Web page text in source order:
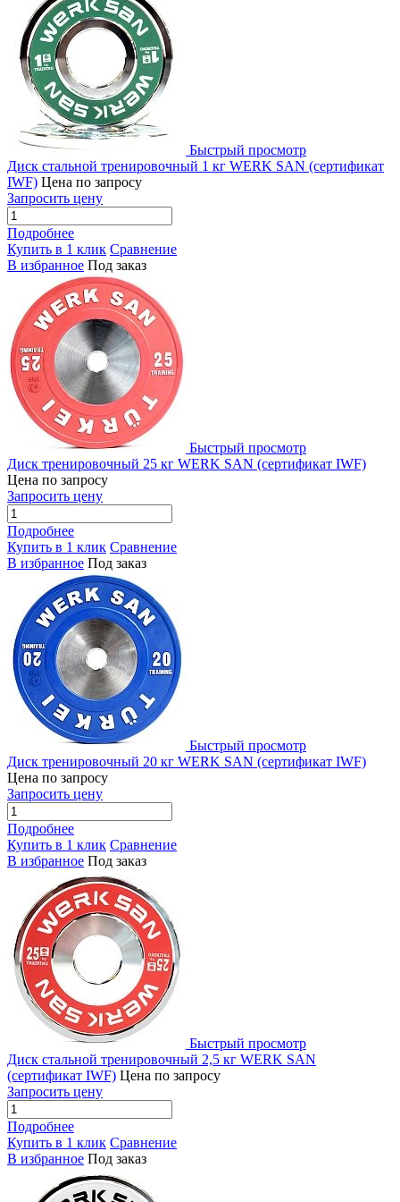
Быстрый просмотр
Диск стальной тренировочный 1 кг WERK SAN (сертификат
IWF) Цена по запросу
Запросить цену
Подробнее
Купить в 1 клик Сравнение
В избранное Под заказ
Быстрый просмотр
Диск тренировочный 25 кг WERK SAN (сертификат IWF)
Цена по запросу
Запросить цену
Подробнее
Купить в 1 клик Сравнение
В избранное Под заказ
Быстрый просмотр
Диск тренировочный 20 кг WERK SAN (сертификат IWF)
Цена по запросу
Запросить цену
Подробнее
Купить в 1 клик Сравнение
В избранное Под заказ
Быстрый просмотр
Диск стальной тренировочный 2,5 кг WERK SAN
(сертификат IWF) Цена по запросу
Запросить цену
Подробнее
Купить в 1 клик Сравнение
В избранное Под заказ